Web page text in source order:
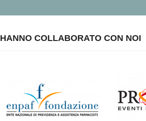
HANNO COLLABORATO CON NOI